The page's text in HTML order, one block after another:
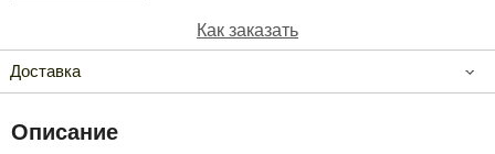
Как заказать
Доставка
Описание